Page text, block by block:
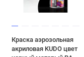
Краска аэрозольная
акриловая KUDO цвет